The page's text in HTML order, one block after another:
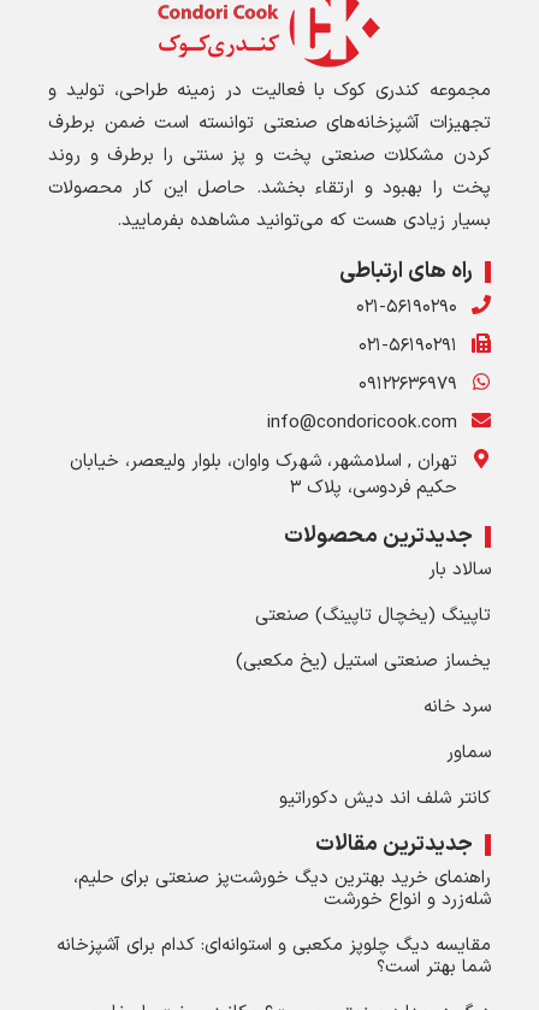
مجموعه کندری کوک با فعالیت در زمینه طراحی، تولید و
تجهیزات آشپزخانه‌های صنعتی توانسته است ضمن برطرف
کردن مشکلات صنعتی پخت و پز سنتی را برطرف و روند
پخت را بهبود و ارتقاء بخشد. حاصل این کار محصولات
بسیار زیادی هست که می‌توانید مشاهده بفرمایید.
راه های ارتباطی
۰۲۱-۵۶۱۹۰۲۹۰
۰۲۱-۵۶۱۹۰۲۹۱
۰۹۱۲۲۶۳۶۹۷۹
info@condoricook.com
تهران , اسلامشهر، شهرک واوان، بلوار ولیعصر، خیابان
حکیم فردوسی، پلاک ۳
جدیدترین محصولات
سالاد بار
تاپینگ (یخچال تاپینگ) صنعتی
یخساز صنعتی استیل (یخ مکعبی)
سرد خانه
سماور
کانتر شلف اند دیش دکوراتیو
جدیدترین مقالات
راهنمای خرید بهترین دیگ خورشت‌پز صنعتی برای حلیم،
شله‌زرد و انواع خورشت
مقایسه دیگ چلوپز مکعبی و استوانه‌ای: کدام برای آشپزخانه
شما بهتر است؟